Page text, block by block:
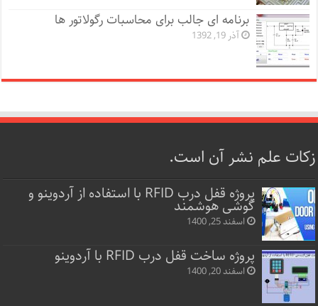
برنامه ای جالب برای محاسبات رگولاتور ها
آذر 19, 1392
زکات علم نشر آن است.
پروژه قفل‌ درب RFID با استفاده از آردوینو و
گوشی هوشمند
اسفند 25, 1400
پروژه ساخت قفل‌ درب RFID با آردوینو
اسفند 20, 1400